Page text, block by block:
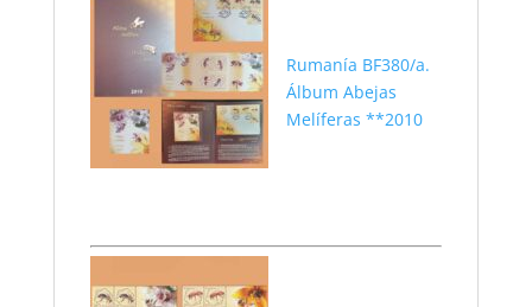
Rumanía BF380/a.
Álbum Abejas
Melíferas **2010